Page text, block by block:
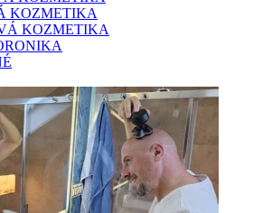
KOZMETIKA
KOZMETIKA